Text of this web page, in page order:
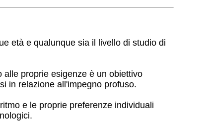
età e qualunque sia il livello di studio di
proprie esigenze è un obiettivo
in relazione all'impegno profuso.
e le proprie preferenze individuali